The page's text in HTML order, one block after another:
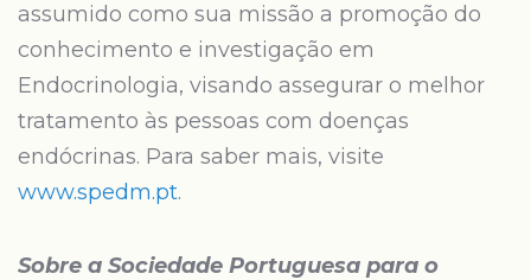
assumido como sua missão a promoção do
conhecimento e investigação em
Endocrinologia, visando assegurar o melhor
tratamento às pessoas com doenças
endócrinas. Para saber mais, visite
www.spedm.pt.
Sobre a Sociedade Portuguesa para o